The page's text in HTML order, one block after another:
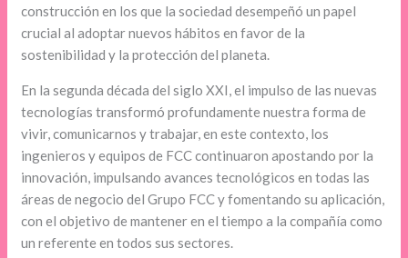
construcción en los que la sociedad desempeñó un papel
crucial al adoptar nuevos hábitos en favor de la
sostenibilidad y la protección del planeta.
En la segunda década del siglo XXI, el impulso de las nuevas
tecnologías transformó profundamente nuestra forma de
vivir, comunicarnos y trabajar, en este contexto, los
ingenieros y equipos de FCC continuaron apostando por la
innovación, impulsando avances tecnológicos en todas las
áreas de negocio del Grupo FCC y fomentando su aplicación,
con el objetivo de mantener en el tiempo a la compañía como
un referente en todos sus sectores.